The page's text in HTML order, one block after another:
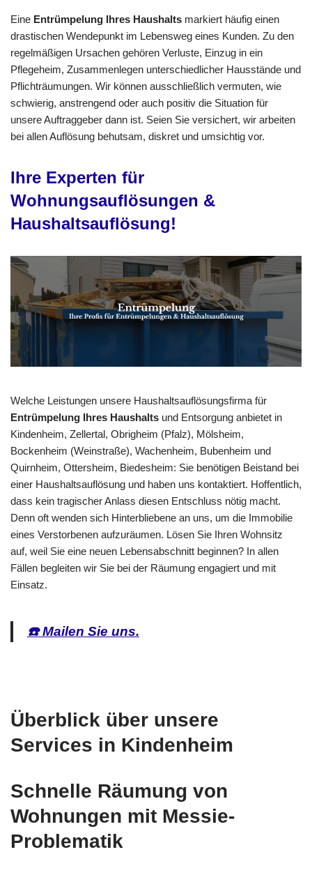
Eine Entrümpelung Ihres Haushalts markiert häufig einen
drastischen Wendepunkt im Lebensweg eines Kunden. Zu den
regelmäßigen Ursachen gehören Verluste, Einzug in ein
Pflegeheim, Zusammenlegen unterschiedlicher Hausstände und
Pflichträumungen. Wir können ausschließlich vermuten, wie
schwierig, anstrengend oder auch positiv die Situation für
unsere Auftraggeber dann ist. Seien Sie versichert, wir arbeiten
bei allen Auflösung behutsam, diskret und umsichtig vor.
Ihre Experten für
Wohnungsauflösungen &
Haushaltsauflösung!
Welche Leistungen unsere Haushaltsauflösungsfirma für
Entrümpelung Ihres Haushalts und Entsorgung anbietet in
Kindenheim, Zellertal, Obrigheim (Pfalz), Mölsheim,
Bockenheim (Weinstraße), Wachenheim, Bubenheim und
Quirnheim, Ottersheim, Biedesheim: Sie benötigen Beistand bei
einer Haushaltsauflösung und haben uns kontaktiert. Hoffentlich,
dass kein tragischer Anlass diesen Entschluss nötig macht.
Denn oft wenden sich Hinterbliebene an uns, um die Immobilie
eines Verstorbenen aufzuräumen. Lösen Sie Ihren Wohnsitz
auf, weil Sie eine neuen Lebensabschnitt beginnen? In allen
Fällen begleiten wir Sie bei der Räumung engagiert und mit
Einsatz.
☎️ Mailen Sie uns.
Überblick über unsere
Services in Kindenheim
Schnelle Räumung von
Wohnungen mit Messie-
Problematik